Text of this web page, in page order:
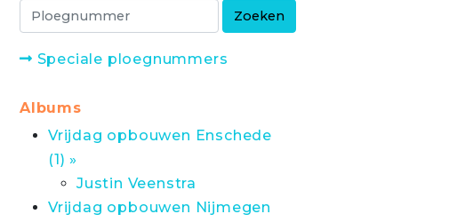
Speciale ploegnummers
Albums
Vrijdag opbouwen Enschede
(1) »
Justin Veenstra
Vrijdag opbouwen Nijmegen